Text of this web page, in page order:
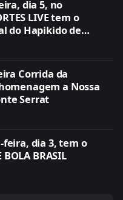
dia 5, no
LIVE tem o
do Hapikido de
Corrida da
a Nossa
Serrat
feira, dia 3, tem o
BRASIL